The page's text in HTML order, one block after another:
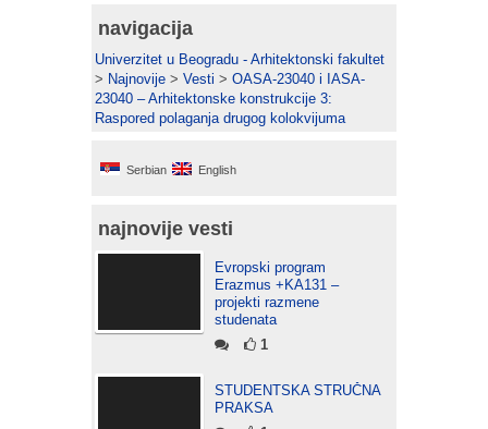
navigacija
Univerzitet u Beogradu - Arhitektonski fakultet
> Najnovije > Vesti > OASA-23040 i IASA-
23040 – Arhitektonske konstrukcije 3:
Raspored polaganja drugog kolokvijuma
Serbian English
najnovije vesti
Evropski program
Erazmus +KA131 –
projekti razmene
studenata
1
STUDENTSKA STRUČNA
PRAKSA